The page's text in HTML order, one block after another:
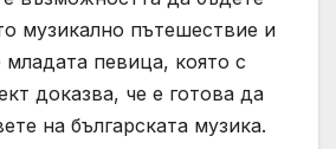
музикално пътешествие и
младата певица, която с
доказва, че е готова да
на българската музика.